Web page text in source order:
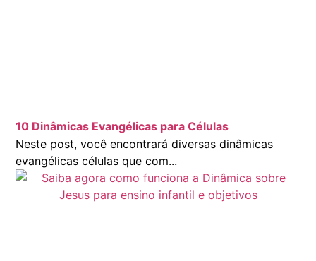
10 Dinâmicas Evangélicas para Células
Neste post, você encontrará diversas dinâmicas
evangélicas células que com...